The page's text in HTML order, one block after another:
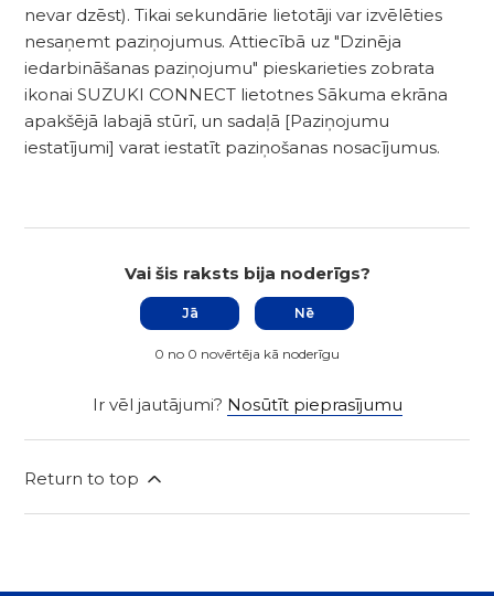
nevar dzēst). Tikai sekundārie lietotāji var izvēlēties
nesaņemt paziņojumus. Attiecībā uz "Dzinēja
iedarbināšanas paziņojumu" pieskarieties zobrata
ikonai SUZUKI CONNECT lietotnes Sākuma ekrāna
apakšējā labajā stūrī, un sadaļā [Paziņojumu
iestatījumi] varat iestatīt paziņošanas nosacījumus.
Vai šis raksts bija noderīgs?
Jā Nē
0 no 0 novērtēja kā noderīgu
Ir vēl jautājumi? Nosūtīt pieprasījumu
Return to top